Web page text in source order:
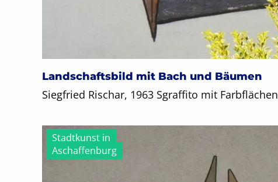
Landschaftsbild mit Bach und Bäumen
Siegfried Rischar, 1963 Sgraffito mit Farbflächen
Stadtkunst in
Aschaffenburg